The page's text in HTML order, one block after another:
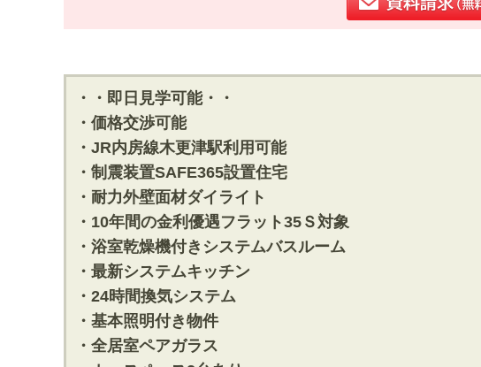
・・即日見学可能・・
・価格交渉可能
・JR内房線木更津駅利用可能
・制震装置SAFE365設置住宅
・耐力外壁面材ダイライト
・10年間の金利優遇フラット35Ｓ対象
・浴室乾燥機付きシステムバスルーム
・最新システムキッチン
・24時間換気システム
・基本照明付き物件
・全居室ペアガラス